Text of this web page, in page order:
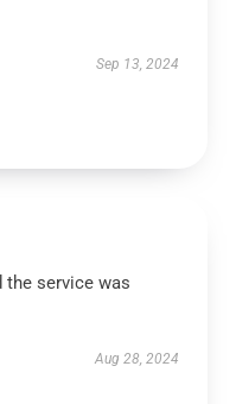
Sep 13, 2024
the service was
Aug 28, 2024